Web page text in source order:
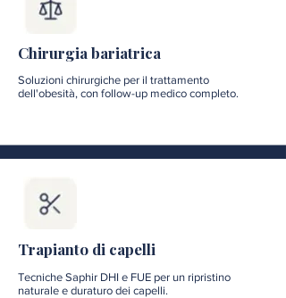
Chirurgia bariatrica
Soluzioni chirurgiche per il trattamento
dell'obesità, con follow-up medico completo.
Trapianto di capelli
Tecniche Saphir DHI e FUE per un ripristino
naturale e duraturo dei capelli.